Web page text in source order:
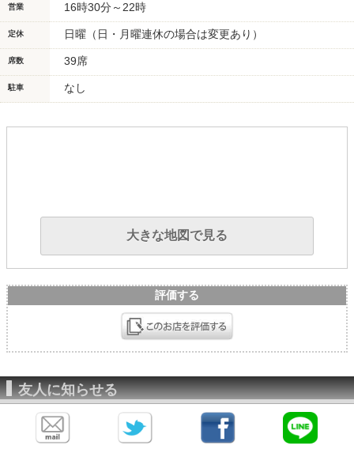
営業 16時30分～22時
定休 日曜（日・月曜連休の場合は変更あり）
席数 39席
駐車 なし
大きな地図で見る
評価する
友人に知らせる